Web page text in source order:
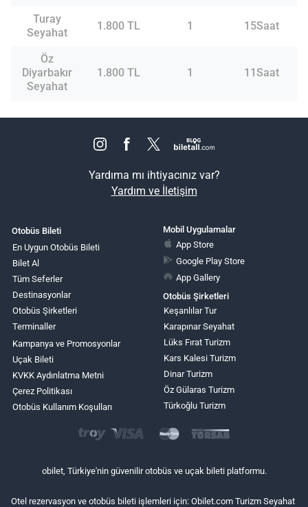
Turay
Seyahat
1.800 TL 1 15Saat
Öz
Diyarbakır
Seyahat
1.800 TL 1 11Saat
Yardıma mı ihtiyacınız var?
Yardım ve İletişim
Otobüs Bileti
En Uygun Otobüs Bileti
Bilet Al
Tüm Seferler
Destinasyonlar
Otobüs Şirketleri
Terminaller
Kampanya ve Promosyonlar
Uçak Bileti
KVKK Aydınlatma Metni
Çerez Politikası
Otobüs Kullanım Koşulları
Mobil Uygulamalar
App Store
Google Play Store
App Gallery
Otobüs Şirketleri
Keşanlılar Tur
Karapınar Seyahat
Lüks Fırat Turizm
Kars Kalesi Turizm
Dinar Turizm
Öz Gülaras Turizm
Türkoğlu Turizm
obilet, Türkiye'nin güvenilir otobüs ve uçak bileti platformu.
Otel rezervasyon ve otobüs bileti işlemleri için: Obilet.com Turizm Seyahat